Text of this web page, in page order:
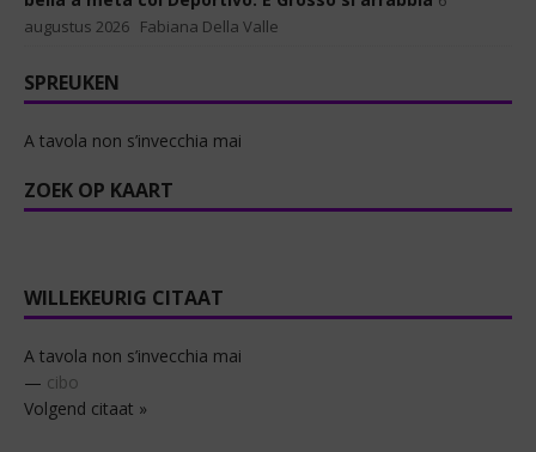
augustus 2026 Fabiana Della Valle
SPREUKEN
A tavola non s’invecchia mai
ZOEK OP KAART
WILLEKEURIG CITAAT
A tavola non s’invecchia mai
— cibo
Volgend citaat »